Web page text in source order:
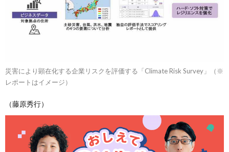
災害により顕在化する企業リスクを評価する「Climate Risk Survey」（※
レポートはイメージ）
（藤原秀行）